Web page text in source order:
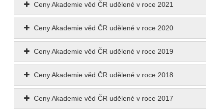
Ceny Akademie věd ČR udělené v roce 2021
Ceny Akademie věd ČR udělené v roce 2020
Ceny Akademie věd ČR udělené v roce 2019
Ceny Akademie věd ČR udělené v roce 2018
Ceny Akademie věd ČR udělené v roce 2017